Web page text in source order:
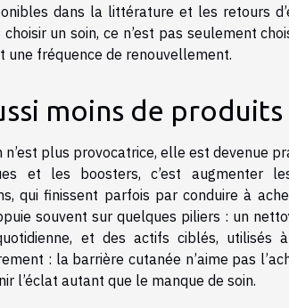
dans la littérature et les retours
un soin, ce n’est pas seulement
une fréquence de renouvellement.
moins de produits
plus provocatrice, elle est devenue
et les boosters, c’est augmenter
qui finissent parfois par conduire à
souvent sur quelques piliers : un
et des actifs ciblés, utilisés
: la barrière cutanée n’aime pas
l’éclat autant que le manque de soin.